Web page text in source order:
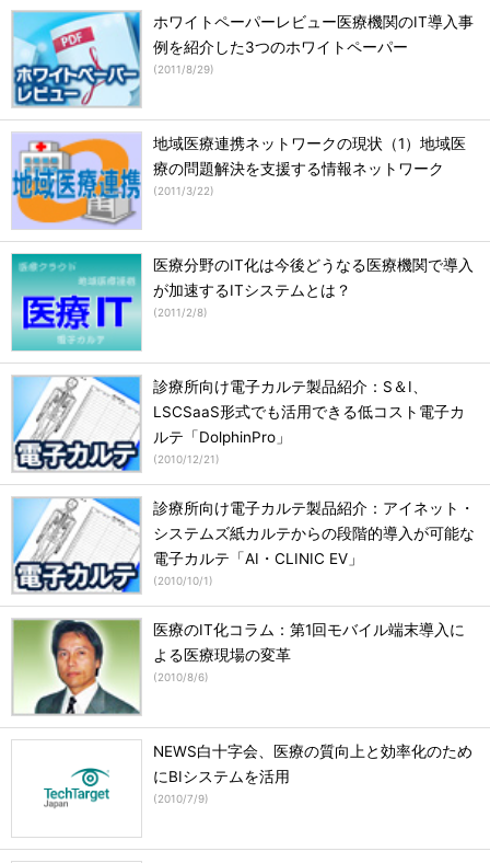
ホワイトペーパーレビュー医療機関のIT導入事
例を紹介した3つのホワイトペーパー
(2011/8/29)
地域医療連携ネットワークの現状（1）地域医
療の問題解決を支援する情報ネットワーク
(2011/3/22)
医療分野のIT化は今後どうなる医療機関で導入
が加速するITシステムとは？
(2011/2/8)
診療所向け電子カルテ製品紹介：S＆I、
LSCSaaS形式でも活用できる低コスト電子カ
ルテ「DolphinPro」
(2010/12/21)
診療所向け電子カルテ製品紹介：アイネット・
システムズ紙カルテからの段階的導入が可能な
電子カルテ「AI・CLINIC EV」
(2010/10/1)
医療のIT化コラム：第1回モバイル端末導入に
よる医療現場の変革
(2010/8/6)
NEWS白十字会、医療の質向上と効率化のため
にBIシステムを活用
(2010/7/9)